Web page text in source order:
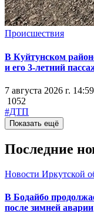
Происшествия
В Куйтунском
и его 3-летний
7 августа 2026 г. 14:59
1052
#ДТП
Показать ещё
Последние
Новости Иркутской
В Бодайбо
после зимней аварии